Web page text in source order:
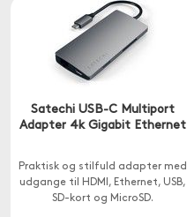
Satechi USB-C Multiport
Adapter 4k Gigabit Ethernet
Praktisk og stilfuld adapter med
udgange til HDMI, Ethernet, USB,
SD-kort og MicroSD.